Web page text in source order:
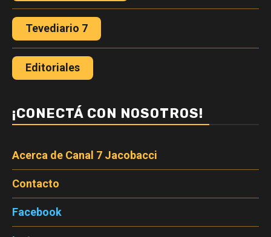
Tevediario 7
Editoriales
¡CONECTÁ CON NOSOTROS!
Acerca de Canal 7 Jacobacci
Contacto
Facebook